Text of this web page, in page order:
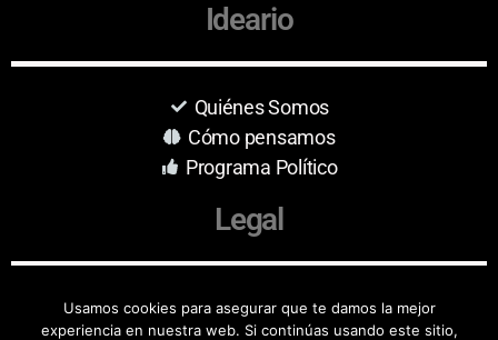
Ideario
Quiénes Somos
Cómo pensamos
Programa Político
Legal
Aviso Legal
Usamos cookies para asegurar que te damos la mejor
experiencia en nuestra web. Si continúas usando este sitio,